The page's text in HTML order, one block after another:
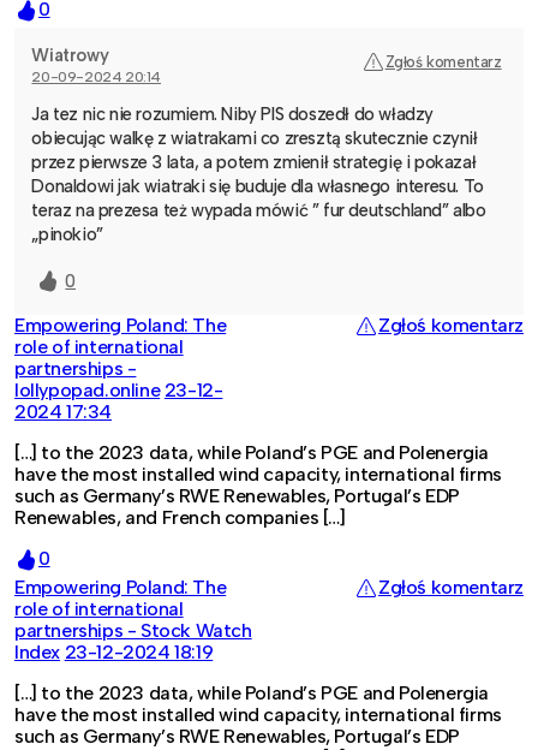
0
Wiatrowy
20-09-2024 20:14
Zgłoś komentarz
Ja tez nic nie rozumiem. Niby PIS doszedł do władzy
obiecując walkę z wiatrakami co zresztą skutecznie czynił
przez pierwsze 3 lata, a potem zmienił strategię i pokazał
Donaldowi jak wiatraki się buduje dla własnego interesu. To
teraz na prezesa też wypada mówić ” fur deutschland” albo
„pinokio”
0
Empowering Poland: The
role of international
partnerships -
lollypopad.online 23-12-
2024 17:34
Zgłoś komentarz
[…] to the 2023 data, while Poland’s PGE and Polenergia
have the most installed wind capacity, international firms
such as Germany’s RWE Renewables, Portugal’s EDP
Renewables, and French companies […]
0
Empowering Poland: The
role of international
partnerships - Stock Watch
Index 23-12-2024 18:19
Zgłoś komentarz
[…] to the 2023 data, while Poland’s PGE and Polenergia
have the most installed wind capacity, international firms
such as Germany’s RWE Renewables, Portugal’s EDP